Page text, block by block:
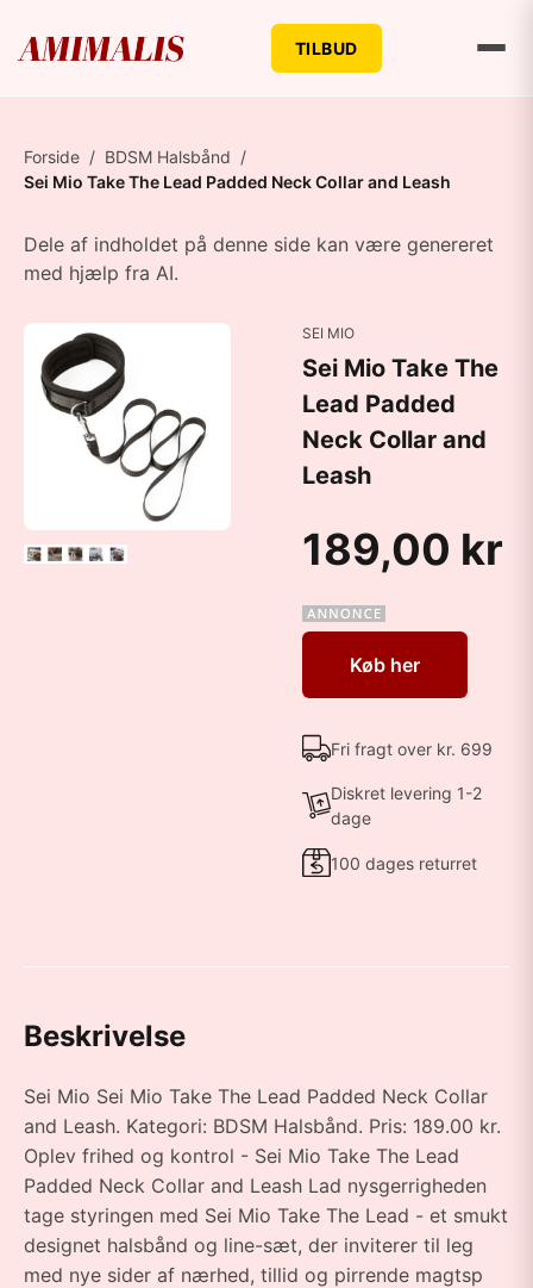
TILBUD
Forside / BDSM Halsbånd /
Sei Mio Take The Lead Padded Neck Collar and Leash
Dele af indholdet på denne side kan være genereret
med hjælp fra AI.
SEI MIO
Sei Mio Take The
Lead Padded
Neck Collar and
Leash
189,00 kr
Køb her
Fri fragt over kr. 699
Diskret levering 1-2
dage
100 dages returret
Beskrivelse
Sei Mio Sei Mio Take The Lead Padded Neck Collar
and Leash. Kategori: BDSM Halsbånd. Pris: 189.00 kr.
Oplev frihed og kontrol - Sei Mio Take The Lead
Padded Neck Collar and Leash Lad nysgerrigheden
tage styringen med Sei Mio Take The Lead - et smukt
designet halsbånd og line-sæt, der inviterer til leg
med nye sider af nærhed, tillid og pirrende magtsp